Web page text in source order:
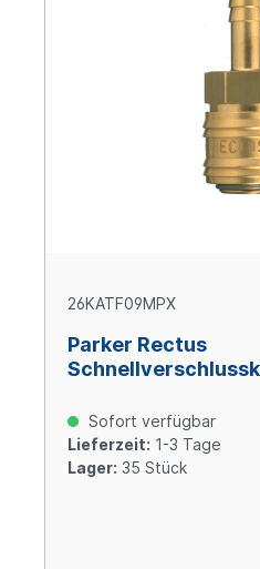
26KATF09MPX
Parker Rectus
Sofort verfügbar
Lieferzeit: 1-3 Tage
Lager: 35 Stück